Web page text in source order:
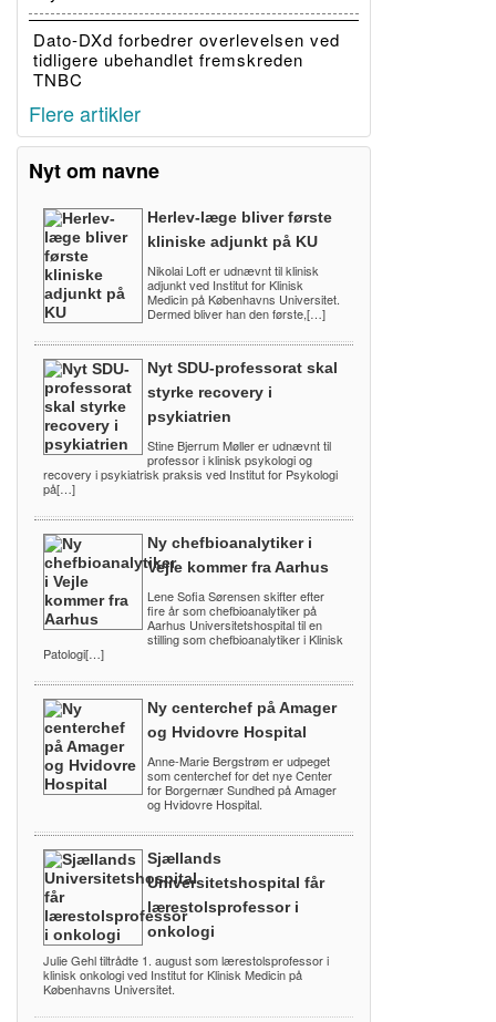
Dato-DXd forbedrer overlevelsen ved
tidligere ubehandlet fremskreden
TNBC
Flere artikler
Nyt om navne
Herlev-læge bliver første
kliniske adjunkt på KU
Nikolai Loft er udnævnt til klinisk
adjunkt ved Institut for Klinisk
Medicin på Københavns Universitet.
Dermed bliver han den første,[…]
Nyt SDU-professorat skal
styrke recovery i
psykiatrien
Stine Bjerrum Møller er udnævnt til
professor i klinisk psykologi og
recovery i psykiatrisk praksis ved Institut for Psykologi
på[…]
Ny chefbioanalytiker i
Vejle kommer fra Aarhus
Lene Sofia Sørensen skifter efter
fire år som chefbioanalytiker på
Aarhus Universitetshospital til en
stilling som chefbioanalytiker i Klinisk
Patologi[…]
Ny centerchef på Amager
og Hvidovre Hospital
Anne-Marie Bergstrøm er udpeget
som centerchef for det nye Center
for Borgernær Sundhed på Amager
og Hvidovre Hospital.
Sjællands
Universitetshospital får
lærestolsprofessor i
onkologi
Julie Gehl tiltrådte 1. august som lærestolsprofessor i
klinisk onkologi ved Institut for Klinisk Medicin på
Københavns Universitet.